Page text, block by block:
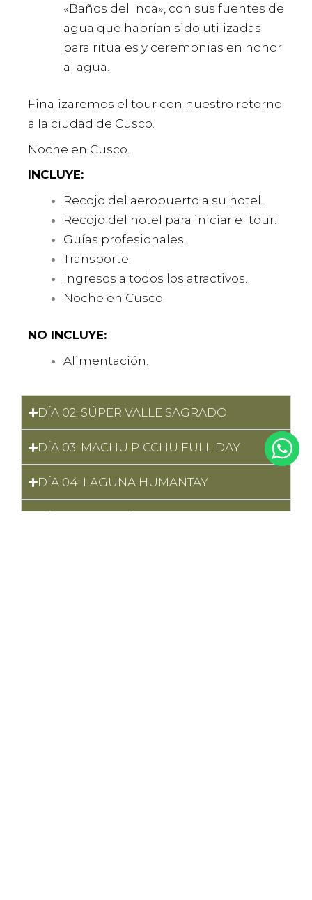
«Baños del Inca», con sus fuentes de
agua que habrían sido utilizadas
para rituales y ceremonias en honor
al agua.
Finalizaremos el tour con nuestro retorno
a la ciudad de Cusco.
Noche en Cusco.
INCLUYE:
Recojo del aeropuerto a su hotel.
Recojo del hotel para iniciar el tour.
Guías profesionales.
Transporte.
Ingresos a todos los atractivos.
Noche en Cusco.
NO INCLUYE:
Alimentación.
DÍA 02: SÚPER VALLE SAGRADO
DÍA 03: MACHU PICCHU FULL DAY
DÍA 04: LAGUNA HUMANTAY